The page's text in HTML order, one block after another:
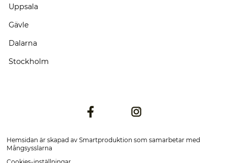
Uppsala
Gävle
Dalarna
Stockholm
Hemsidan är skapad avSmartproduktion som samarbetar med
Mångsysslarna
Cookies-inställningar